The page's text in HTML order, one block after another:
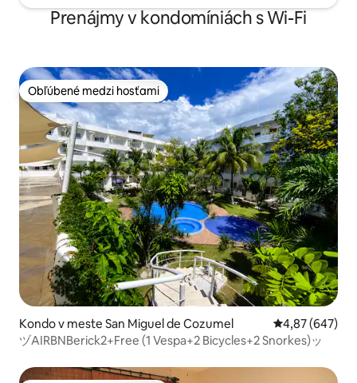
Prenájmy v kondomíniách s Wi-Fi
Obľúbené medzi hosťami
Obľúbené medzi hosťami
Kondo v meste San Miguel de Cozumel Priemerné
4,87 (647)
ヅAIRBNBerick2+Free (1 Vespa+2 Bicycles+2 Snorkes)ッ